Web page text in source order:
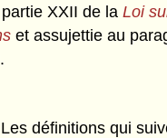
XXII de laLoi
et assujettie au
Les définitions qui